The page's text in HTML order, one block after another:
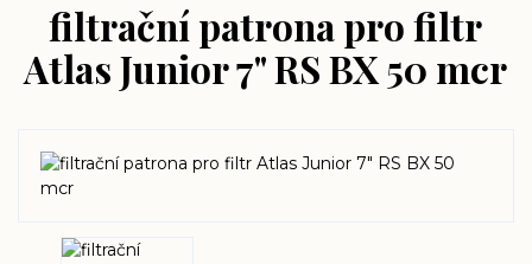
filtrační patrona pro filtr
Atlas Junior 7" RS BX 50 mcr